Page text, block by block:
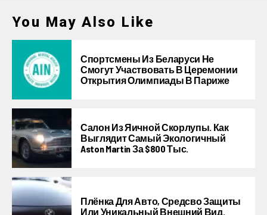
You May Also Like
Спортсмены Из Беларуси Не
Смогут Участвовать В Церемонии
Открытия Олимпиады В Париже
Салон Из Яичной Скорлупы. Как
Выглядит Самый Экологичный
Aston Martin За $800 Тыс.
Плёнка Для Авто, Средсво Защиты
Или Уникальный Внешний Вид.